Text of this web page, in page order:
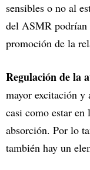
sensibles o no al
del ASMR podrían
promoción de la
Regulación de la
mayor excitación y
casi como estar
absorción. Por lo
también hay un